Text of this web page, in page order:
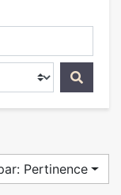
Pertinence